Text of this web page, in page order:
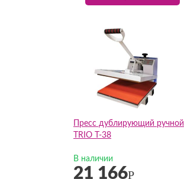
Пресс дублирующий ручной
TRIO T-38
В наличии
21 166Р